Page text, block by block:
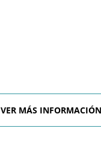
VER MÁS INFORMACIÓN